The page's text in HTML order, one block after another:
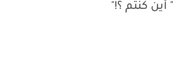
" أين كنتم ؟!"